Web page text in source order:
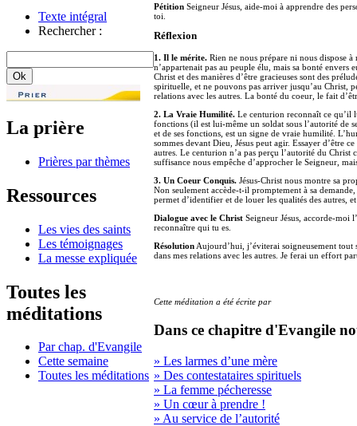
Texte intégral
Rechercher :
La prière
Prières par thèmes
Ressources
Les vies des saints
Les témoignages
La messe expliquée
Toutes les
méditations
Par chap. d'Evangile
Cette semaine
Toutes les méditations
Pétition Seigneur Jésus, aide-moi à apprendre des
toi.
Réflexion
1. Il le mérite. Rien ne nous prépare ni nous dispose
n’appartenait pas au peuple élu, mais sa bonté
Christ et des manières d’être gracieuses sont des
spirituelle, et ne pouvons pas arriver jusqu’au Christ,
relations avec les autres. La bonté du coeur, le fait
2. La Vraie Humilité. Le centurion reconnaît ce qu’il
fonctions (il est lui-même un soldat sous l’autorité de
et de ses fonctions, est un signe de vraie humilité.
sommes devant Dieu, Jésus peut agir. Essayer d’être
autres. Le centurion n’a pas perçu l’autorité du
suffisance nous empêche d’approcher le Seigneur,
3. Un Coeur Conquis. Jésus-Christ nous montre sa
Non seulement accède-t-il promptement à sa
permet d’identifier et de louer les qualités des autres,
Dialogue avec le Christ Seigneur Jésus, accorde-moi
reconnaître qui tu es.
Résolution Aujourd’hui, j’éviterai soigneusement
dans mes relations avec les autres. Je ferai un effort
Cette méditation a été écrite par
Dans ce chapitre d'Evangile
» Les larmes d’une mère
» Des contestataires spirituels
» La femme pécheresse
» Un cœur à prendre !
» Au service de l’autorité